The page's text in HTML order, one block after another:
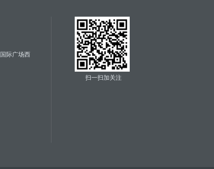
际广场西
扫一扫加关注